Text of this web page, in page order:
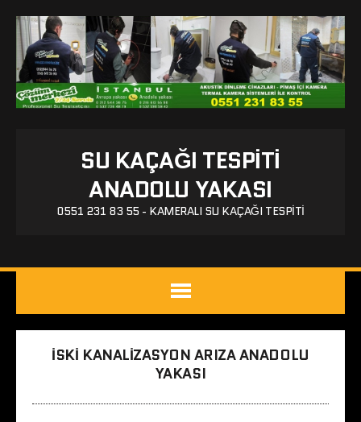
SU KAÇAĞI TESPITI
ANADOLU YAKASI
0551 231 83 55 - KAMERALI SU KAÇAĞI TESPITI
ISKI KANALIZASYON ARIZA ANADOLU
YAKASI